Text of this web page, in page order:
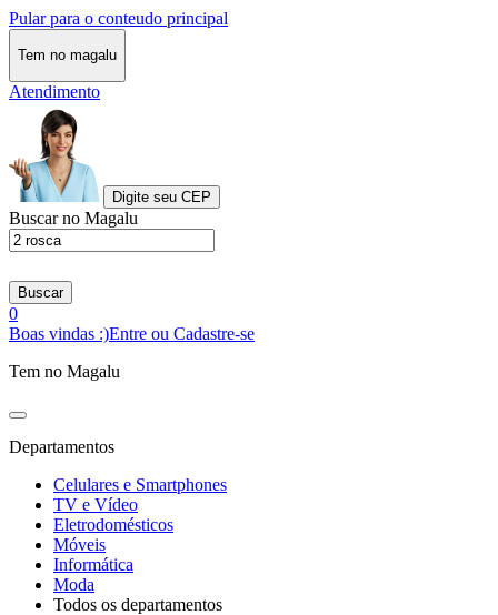
Pular para o conteudo principal
Tem no magalu
Atendimento
Digite seu CEP
Buscar no Magalu
Buscar
0
Boas vindas :)Entre ou Cadastre-se
Tem no Magalu
Departamentos
Celulares e Smartphones
TV e Vídeo
Eletrodomésticos
Móveis
Informática
Moda
Todos os departamentos